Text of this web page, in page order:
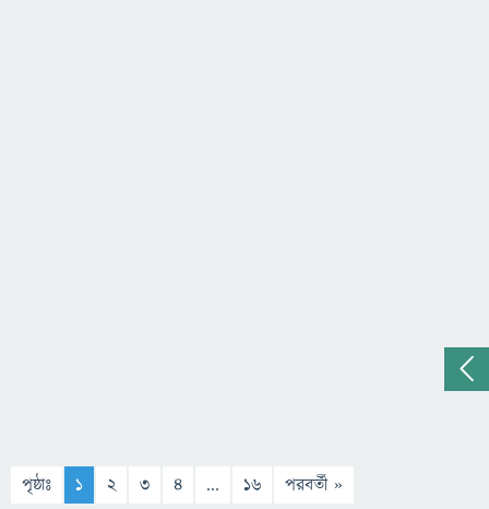
পৃষ্ঠাঃ 1 2 3 4 ... 16 পরবর্তী »